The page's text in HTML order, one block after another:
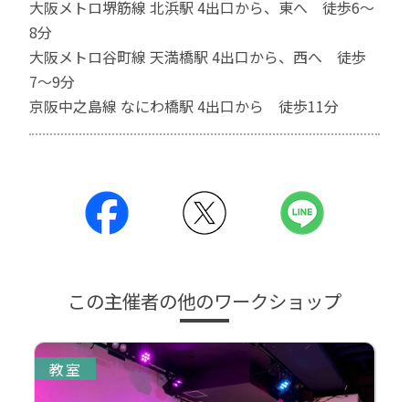
大阪メトロ堺筋線 北浜駅 4出口から、東へ 徒歩6〜
8分
大阪メトロ谷町線 天満橋駅 4出口から、西へ 徒歩
7〜9分
京阪中之島線 なにわ橋駅 4出口から 徒歩11分
この主催者の他のワークショップ
教室